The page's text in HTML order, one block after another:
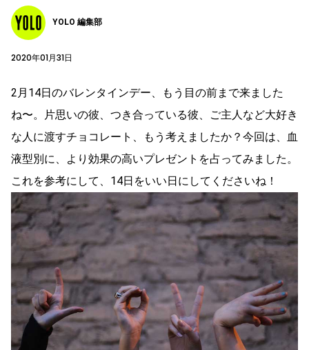
YOLO 編集部
2020年01月31日
2月14日のバレンタインデー、もう目の前まで来ました
ね〜。片思いの彼、つき合っている彼、ご主人など大好き
な人に渡すチョコレート、もう考えましたか？今回は、血
液型別に、より効果の高いプレゼントを占ってみました。
これを参考にして、14日をいい日にしてくださいね！